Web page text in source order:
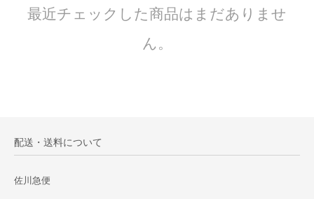
最近チェックした商品はまだありませ
ん。
配送・送料について
佐川急便